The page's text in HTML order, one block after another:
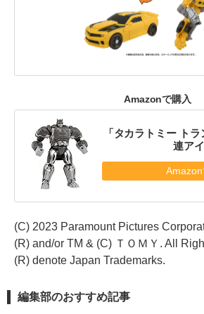
Amazonで購入
「タカラトミー ト
連ア
(C) 2023 Paramount Pictures
(R) and/or TM & (C) ＴＯＭＹ. All
(R) denote Japan Trademarks.
編集部のおすすめ記事